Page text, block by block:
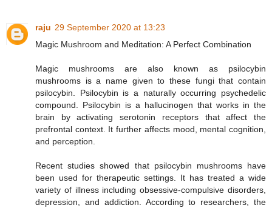
raju 29 September 2020 at 13:23
Magic Mushroom and Meditation: A Perfect Combination
Magic mushrooms are also known as psilocybin
mushrooms is a name given to these fungi that contain
psilocybin. Psilocybin is a naturally occurring psychedelic
compound. Psilocybin is a hallucinogen that works in the
brain by activating serotonin receptors that affect the
prefrontal context. It further affects mood, mental cognition,
and perception.
Recent studies showed that psilocybin mushrooms have
been used for therapeutic settings. It has treated a wide
variety of illness including obsessive-compulsive disorders,
depression, and addiction. According to researchers, the